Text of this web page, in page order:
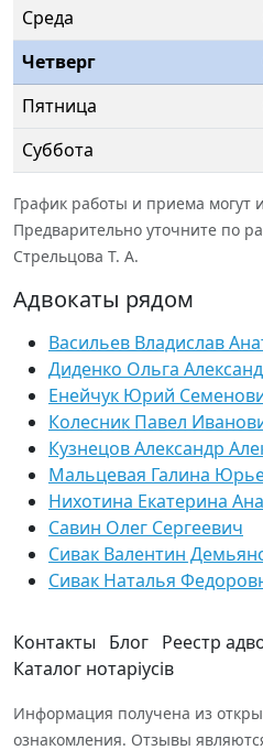
Среда
Четверг
Пятница
Суббота
График работы и приема могут
Предварительно уточните по
Стрельцова Т. А.
Адвокаты рядом
Васильев Владислав
Диденко Ольга
Енейчук Юрий
Колесник Павел
Кузнецов Александр
Мальцевая Галина
Нихотина Екатерина
Савин Олег Сергеевич
Сивак Валентин
Сивак Наталья
Контакты Блог Реестр
Каталог нотаріусів
Информация получена из
ознакомления. Отзывы